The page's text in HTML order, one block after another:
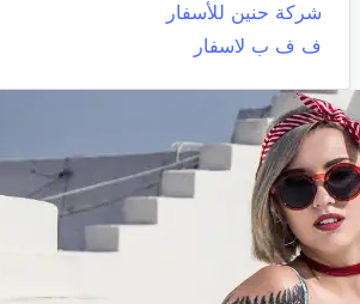
شركة حنين للأسفار
ف ف ب لاسفار